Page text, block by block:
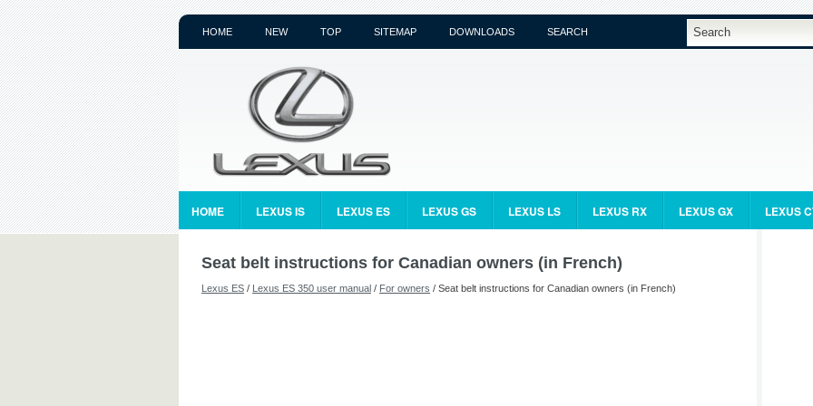
HOME NEW TOP SITEMAP DOWNLOADS SEARCH
HOME LEXUS IS LEXUS ES LEXUS GS LEXUS LS LEXUS RX LEXUS GX LEXUS
Seat belt instructions for Canadian owners (in French)
Lexus ES / Lexus ES 350 user manual / For owners / Seat belt instructions for Canadian owners (in French)